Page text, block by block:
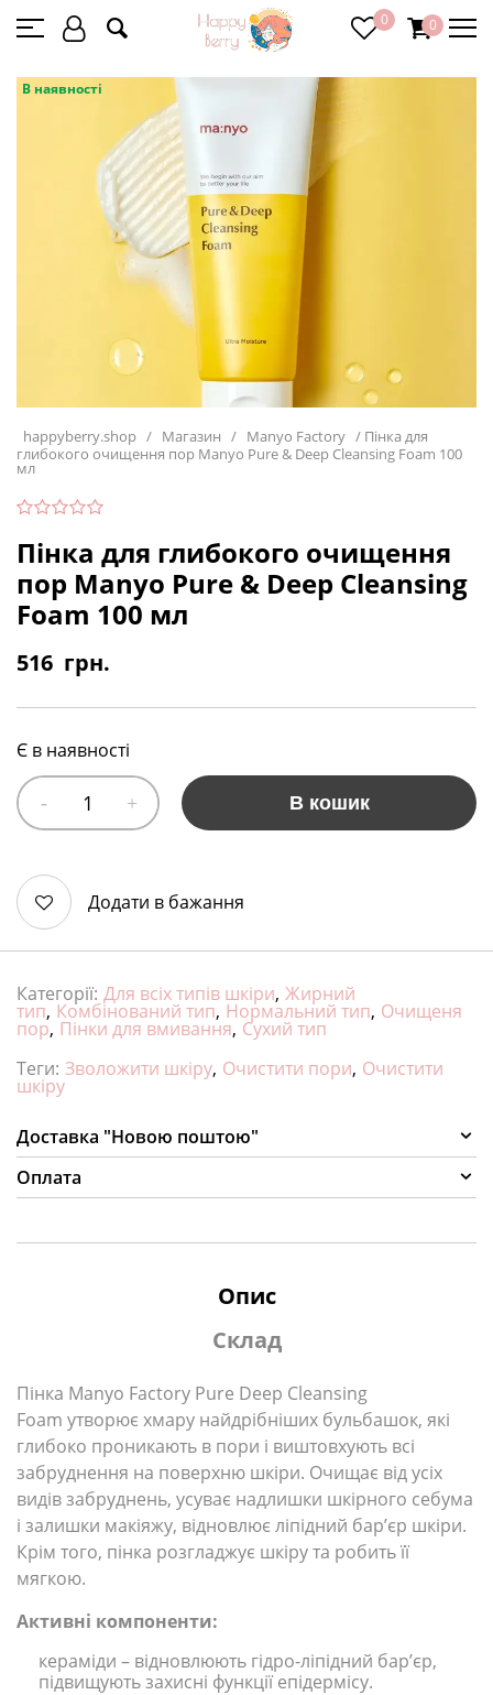
0 0
В наявності
happyberry.shop / Магазин / Manyo Factory / Пінка для
глибокого очищення пор Manyo Pure & Deep Cleansing Foam 100
мл
Пінка для глибокого очищення
пор Manyo Pure & Deep Cleansing
Foam 100 мл
516 грн.
Є в наявності
В кошик
Додати в бажання
Категорії: Для всіх типів шкіри, Жирний
тип, Комбінований тип, Нормальний тип, Очищеня
пор, Пінки для вмивання, Сухий тип
Теги: Зволожити шкіру, Очистити пори, Очистити
шкіру
Доставка "Новою поштою"
Оплата
Опис
Склад
Пінка Manyo Factory Pure Deep Cleansing
Foam утворює хмару найдрібніших бульбашок, які
глибоко проникають в пори і виштовхують всі
забруднення на поверхню шкіри. Очищає від усіх
видів забруднень, усуває надлишки шкірного себума
і залишки макіяжу, відновлює ліпідний бар’єр шкіри.
Крім того, пінка розгладжує шкіру та робить її
мягкою.
Активні компоненти:
кераміди – відновлюють гідро-ліпідний бар’єр,
підвищують захисні функції епідермісу.